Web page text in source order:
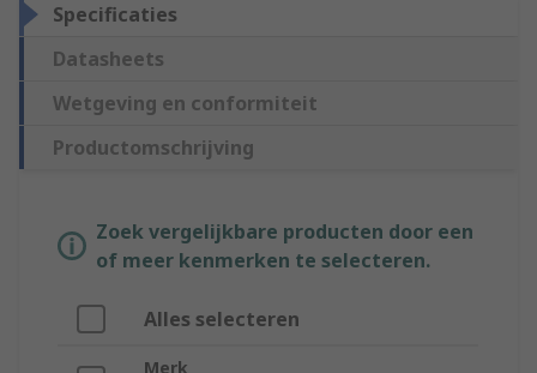
Specificaties
Datasheets
Wetgeving en conformiteit
Productomschrijving
Zoek vergelijkbare producten door een
of meer kenmerken te selecteren.
Alles selecteren
Merk